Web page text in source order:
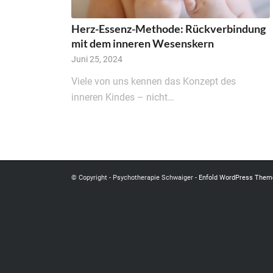
Herz-Essenz-Methode: Rückverbindung
mit dem inneren Wesenskern
Juni 25, 2024
Viele von uns kennen das Konzept des
inneren Kindes – nicht…
© Copyright - Psychotherapie Schwaiger - Enfold WordPress